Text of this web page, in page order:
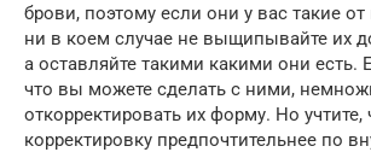
брови, поэтому если они у вас такие
ни в коем случае не выщипывайте их
а оставляйте такими какими они есть.
что вы можете сделать с ними,
откорректировать их форму. Но учтите,
корректировку предпочтительнее по